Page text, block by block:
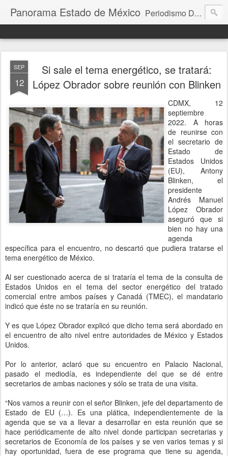
Panorama Estado de México Periodismo Digital
SEP
12
Si sale el tema energético, se tratará:
López Obrador sobre reunión con Blinken
CDMX, 12
septiembre
2022. A horas
de reunirse con
el secretario de
Estado de
Estados Unidos
(EU), Antony
Blinken, el
presidente
Andrés Manuel
López Obrador
aseguró que si
bien no hay una
agenda
específica para el encuentro, no descartó que pudiera tratarse el
tema energético de México.
Al ser cuestionado acerca de si trataría el tema de la consulta de
Estados Unidos en el tema del sector energético del tratado
comercial entre ambos países y Canadá (TMEC), el mandatario
indicó que éste no se trataría en su reunión.
Y es que López Obrador explicó que dicho tema será abordado en
el encuentro de alto nivel entre autoridades de México y Estados
Unidos.
Por lo anterior, aclaró que su encuentro en Palacio Nacional,
pasado el mediodía, es independiente del que se dé entre
secretarios de ambas naciones y sólo se trata de una visita.
“Nos vamos a reunir con el señor Blinken, jefe del departamento de
Estado de EU (…). Es una plática, independientemente de la
agenda que se va a llevar a desarrollar en esta reunión que se
hace periódicamente de alto nivel donde participan secretarias y
secretarios de Economía de los países y se ven varios temas y si
hay oportunidad, fuera de ese programa que tiene su agenda,